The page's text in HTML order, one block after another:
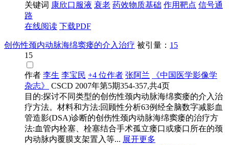
关键词 康欣口服液 衰老 药效物质基础 作用靶点 信号通
路
在线阅读 下载PDF
创伤性颈内动脉海绵窦瘘的介入治疗 被引量： 15
15
作者 李生 李宝民 +4 位作者 张阿兰
《中国医学影像学
杂志》
CSCD 2007年第5期354-357,共4页
目的:探讨不同类型的创伤性颈内动脉海绵窦瘘的介入治
疗方法。材料和方法:回顾性分析63例经全脑数字减影血
管造影(DSA)诊断的创伤性颈内动脉海绵窦瘘的治疗方
法:血管内栓塞、栓塞结合手术孤立瘘口或瘘口所在的颈
内动脉内覆膜支架置入等... 展开更多